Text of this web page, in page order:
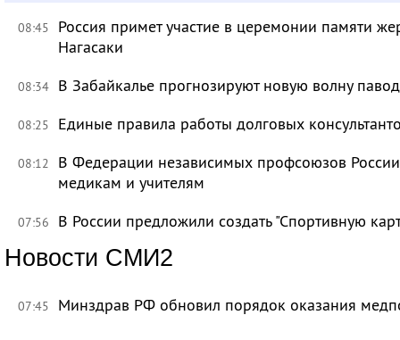
08:45
Россия примет участие в церемонии памяти
Нагасаки
08:34 В Забайкалье прогнозируют новую волну
08:25 Единые правила работы долговых
08:12
В Федерации независимых профсоюзов
медикам и учителям
07:56 В России предложили создать "Спортивную
Новости СМИ2
07:45 Минздрав РФ обновил порядок оказания